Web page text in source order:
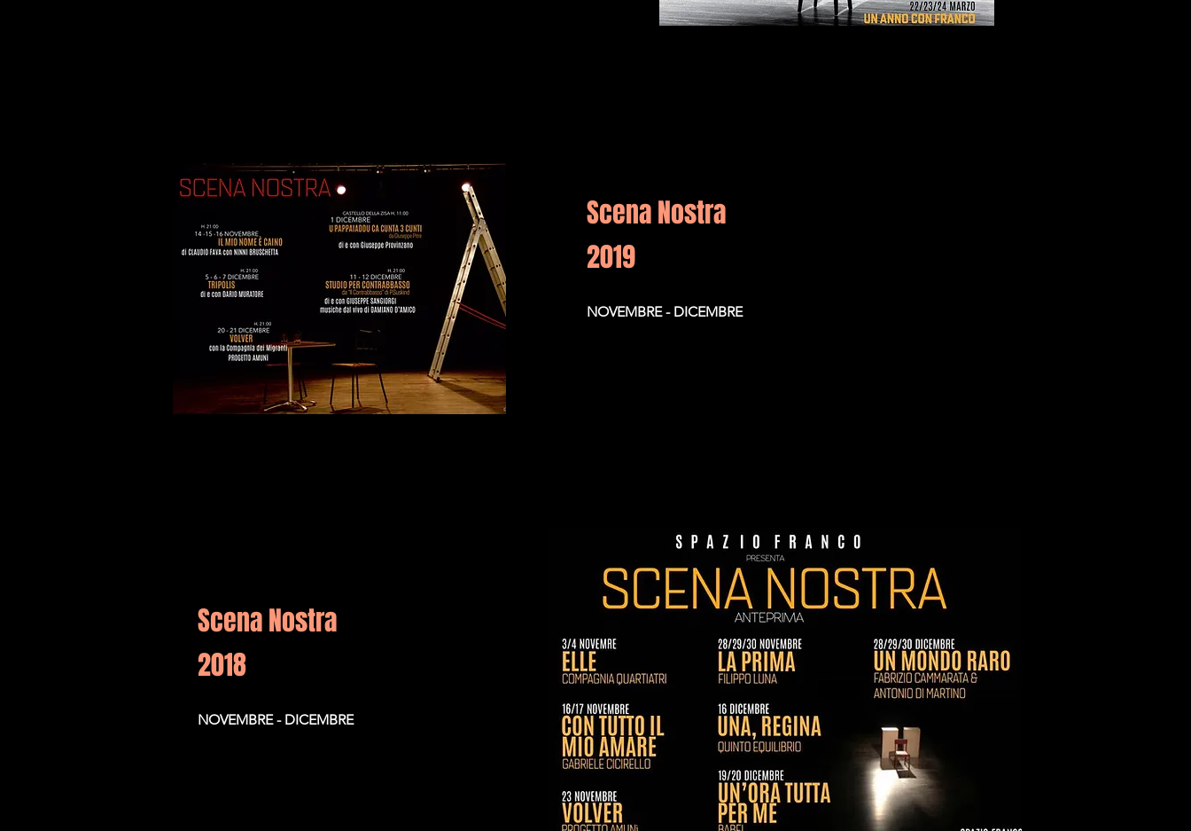
Scena Nostra
2019
NOVEMBRE - DICEMBRE
Scena Nostra
2018
NOVEMBRE - DICEMBRE